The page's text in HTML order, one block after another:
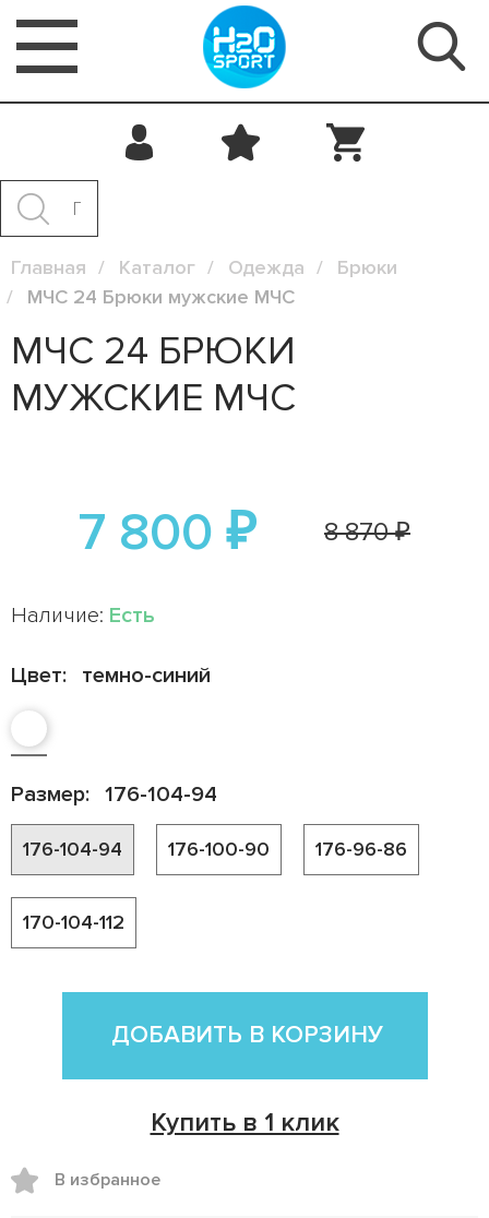
Главная Каталог Одежда
Брюки
МЧС 24 Брюки мужские МЧС
МЧС 24 БРЮКИ
МУЖСКИЕ МЧС
7 800 ₽ 8 870 ₽
Наличие: Есть
Цвет: темно-синий
Размер: 176-104-94
176-104-94 176-100-90 176-96-86
170-104-112
ДОБАВИТЬ В КОРЗИНУ
Купить в 1 клик
В избранное